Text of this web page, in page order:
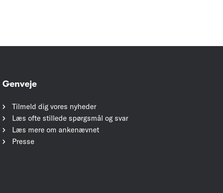
Genveje
Tilmeld dig vores nyheder
Læs ofte stillede spørgsmål og svar
Læs mere om ankenævnet
Presse